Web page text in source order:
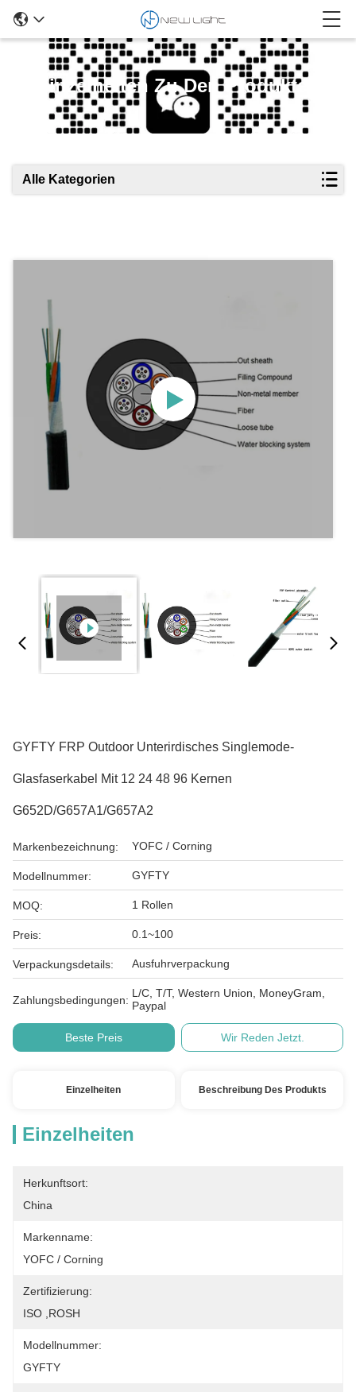
Einzelheiten Zu Den Produkten
Alle Kategorien
GYFTY FRP Outdoor Unterirdisches Singlemode-
Glasfaserkabel Mit 12 24 48 96 Kernen
G652D/G657A1/G657A2
Markenbezeichnung: YOFC / Corning
Modellnummer: GYFTY
MOQ: 1 Rollen
Preis: 0.1~100
Verpackungsdetails: Ausfuhrverpackung
Zahlungsbedingungen:
L/C, T/T, Western Union, MoneyGram,
Paypal
Beste Preis Wir Reden Jetzt.
Einzelheiten Beschreibung Des Produkts
Einzelheiten
Herkunftsort:
China
Markenname:
YOFC / Corning
Zertifizierung:
ISO ,ROSH
Modellnummer:
GYFTY